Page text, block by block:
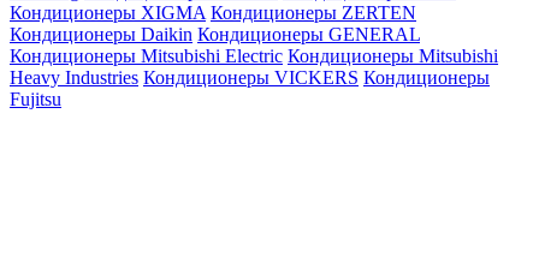
Кондиционеры XIGMA Кондиционеры ZERTEN
Кондиционеры Daikin Кондиционеры GENERAL
Кондиционеры Mitsubishi Electric Кондиционеры Mitsubishi
Heavy Industries Кондиционеры VICKERS Кондиционеры
Fujitsu